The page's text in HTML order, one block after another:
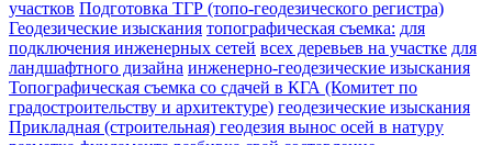
участков Подготовка ТГР (топо-геодезического регистра)
Геодезические изыскания топографическая съемка: для
подключения инженерных сетей всех деревьев на участке для
ландшафтного дизайна инженерно-геодезические изыскания
Топографическая съемка со сдачей в КГА (Комитет по
градостроительству и архитектуре) геодезические изыскания
Прикладная (строительная) геодезия вынос осей в натуру